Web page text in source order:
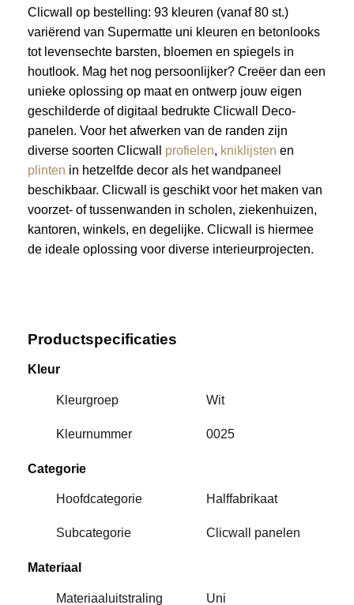
Clicwall op bestelling: 93 kleuren (vanaf 80 st.)
variërend van Supermatte uni kleuren en betonlooks
tot levensechte barsten, bloemen en spiegels in
houtlook. Mag het nog persoonlijker? Creëer dan een
unieke oplossing op maat en ontwerp jouw eigen
geschilderde of digitaal bedrukte Clicwall Deco-
panelen. Voor het afwerken van de randen zijn
diverse soorten Clicwall profielen, kniklijsten en
plinten in hetzelfde decor als het wandpaneel
beschikbaar. Clicwall is geschikt voor het maken van
voorzet- of tussenwanden in scholen, ziekenhuizen,
kantoren, winkels, en degelijke. Clicwall is hiermee
de ideale oplossing voor diverse interieurprojecten.
Productspecificaties
Kleur
Kleurgroep Wit
Kleurnummer 0025
Categorie
Hoofdcategorie Halffabrikaat
Subcategorie Clicwall panelen
Materiaal
Materiaaluitstraling Uni